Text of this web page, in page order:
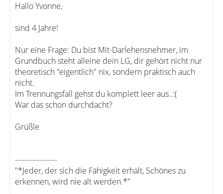
Hallo Yvonne,
sind 4 Jahre!
Nur eine Frage: Du bist Mit-Darlehensnehmer, im
Grundbuch steht alleine dein LG, dir gehört nicht nur
theoretisch "eigentlich" nix, sondern praktisch auch
nicht.
Im Trennungsfall gehst du komplett leer aus..:(
War das schon durchdacht?
Grüßle
-----------------
"*Jeder, der sich die Fähigkeit erhält, Schönes zu
erkennen, wird nie alt werden.*"